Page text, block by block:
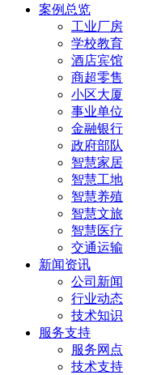
案例总览
工业厂房
学校教育
酒店宾馆
商超零售
小区大厦
事业单位
金融银行
政府部队
智慧家居
智慧工地
智慧养殖
智慧文旅
智慧医疗
交通运输
新闻资讯
公司新闻
行业动态
技术知识
服务支持
服务网点
技术支持